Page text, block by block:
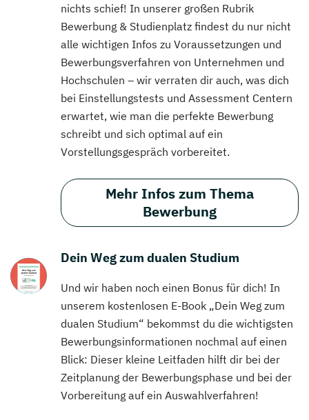
nichts schief! In unserer großen Rubrik
Bewerbung & Studienplatz findest du nur nicht
alle wichtigen Infos zu Voraussetzungen und
Bewerbungsverfahren von Unternehmen und
Hochschulen – wir verraten dir auch, was dich
bei Einstellungstests und Assessment Centern
erwartet, wie man die perfekte Bewerbung
schreibt und sich optimal auf ein
Vorstellungsgespräch vorbereitet.
Mehr Infos zum Thema
Bewerbung
Dein Weg zum dualen Studium
Und wir haben noch einen Bonus für dich! In
unserem kostenlosen E-Book „Dein Weg zum
dualen Studium“ bekommst du die wichtigsten
Bewerbungsinformationen nochmal auf einen
Blick: Dieser kleine Leitfaden hilft dir bei der
Zeitplanung der Bewerbungsphase und bei der
Vorbereitung auf ein Auswahlverfahren!